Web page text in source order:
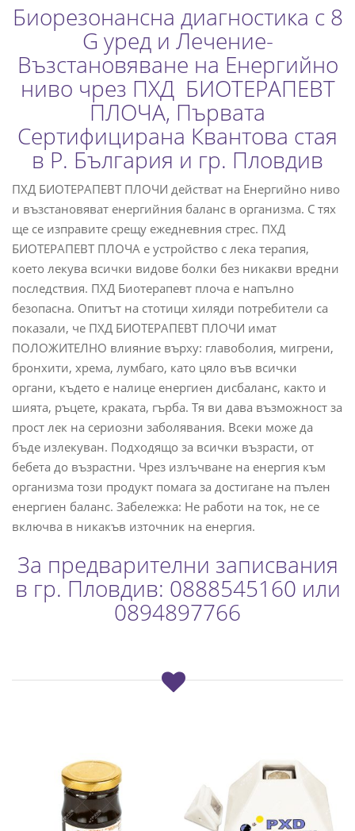
Биорезонансна диагностика с 8
G уред и Лечение-
Възстановяване на Енергийно
ниво чрез ПХД БИОТЕРАПЕВТ
ПЛОЧА, Първата
Сертифицирана Квантова стая
в Р. България и гр. Пловдив
ПХД БИОТЕРАПЕВТ ПЛОЧИ действат на Енергийно ниво
и възстановяват енергийния баланс в организма. С тях
ще се изправите срещу ежедневния стрес. ПХД
БИОТЕРАПЕВТ ПЛОЧА е устройство с лека терапия,
което лекува всички видове болки без никакви вредни
последствия. ПХД Биотерапевт плоча е напълно
безопасна. Опитът на стотици хиляди потребители са
показали, че ПХД БИОТЕРАПЕВТ ПЛОЧИ имат
ПОЛОЖИТЕЛНО влияние върху: главоболия, мигрени,
бронхити, хрема, лумбаго, като цяло във всички
органи, където е налице енергиен дисбаланс, както и
шията, ръцете, краката, гърба. Тя ви дава възможност за
прост лек на сериозни заболявания. Всеки може да
бъде излекуван. Подходящо за всички възрасти, от
бебета до възрастни. Чрез излъчване на енергия към
организма този продукт помага за достигане на пълен
енергиен баланс. Забележка: Не работи на ток, не се
включва в никакъв източник на енергия.
За предварителни записвания
в гр. Пловдив: 0888545160 или
0894897766